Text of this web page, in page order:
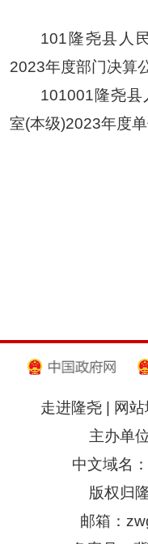
101隆尧县人
2023年度部门决算
101001隆尧
室(本级)2023年度
走进隆尧| 网
主办单
中文域名
版权归
邮箱：